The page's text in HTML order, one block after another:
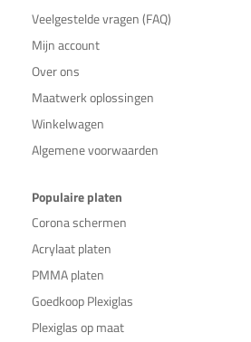
Veelgestelde vragen (FAQ)
Mijn account
Over ons
Maatwerk oplossingen
Winkelwagen
Algemene voorwaarden
Populaire platen
Corona schermen
Acrylaat platen
PMMA platen
Goedkoop Plexiglas
Plexiglas op maat